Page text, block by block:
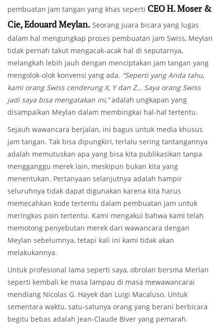
pembuatan jam tangan yang khas seperti CEO H. Moser &
Cie, Edouard Meylan. Seorang juara bicara yang lugas
dalam hal mengungkap proses pembuatan jam Swiss, Meylan
tidak pernah takut mengacak-acak hal di seputarnya,
melangkah lebih jauh dengan menciptakan jam tangan yang
mengolok-olok konvensi yang ada. “Seperti yang Anda tahu,
kami orang Swiss cenderung X, Y dan Z… Saya orang Swiss
jadi saya bisa mengatakan ini,”adalah ungkapan yang
disampaikan Meylan dalam membingkai hal-hal tertentu.
Sejauh wawancara berjalan, ini bagus untuk media khusus
jam tangan. Tak bisa dipungkiri, terlalu sering tantangannya
adalah memutuskan apa yang bisa kita publikasikan tanpa
mengganggu merek lain, meskipun bukan kita yang
menentukan. Pertanyaan selanjutnya adalah hampir
seluruhnya tidak dapat digunakan karena kita harus
memecahkan kode tertentu dalam pembuatan jam untuk
meringkas poin tertentu. Kami mengakui bahwa kami telah
memotong penyebutan merek dari wawancara dengan
Meylan sebelumnya, tetapi kali ini kami tidak akan
melakukannya.
Untuk profesional lama seperti saya, obrolan bersma Merlan
seperti kembali ke masa lampau di masa mewawancarai
mendiang Nicolas G. Hayek dan Luigi Macaluso. Untuk
sementara waktu, satu-satunya orang yang berani berbicara
begitu bebas adalah Jean-Claude Biver yang pemarah.